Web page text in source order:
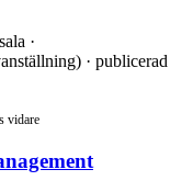
·
· publicerad
vidare